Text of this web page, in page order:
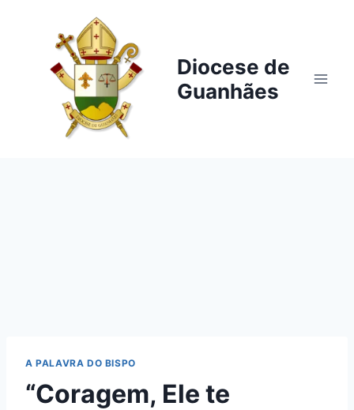
Conteúdo
Diocese de
Guanhães
A PALAVRA DO BISPO
“Coragem, Ele te